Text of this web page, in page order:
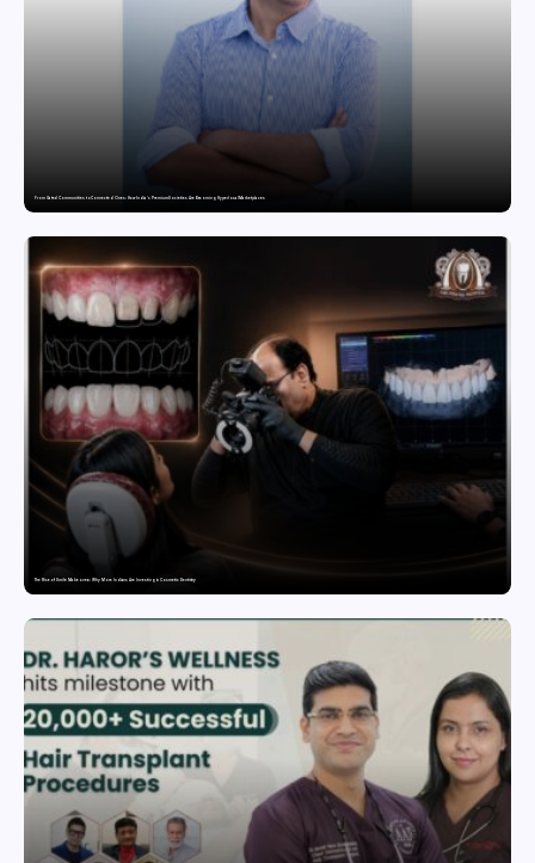
From Gated Communities to Connected Ones: How India’s Premium Societies Are Becoming Hyperlocal Marketplaces
The Rise of Smile Makeovers: Why More Indians Are Investing in Cosmetic Dentistry